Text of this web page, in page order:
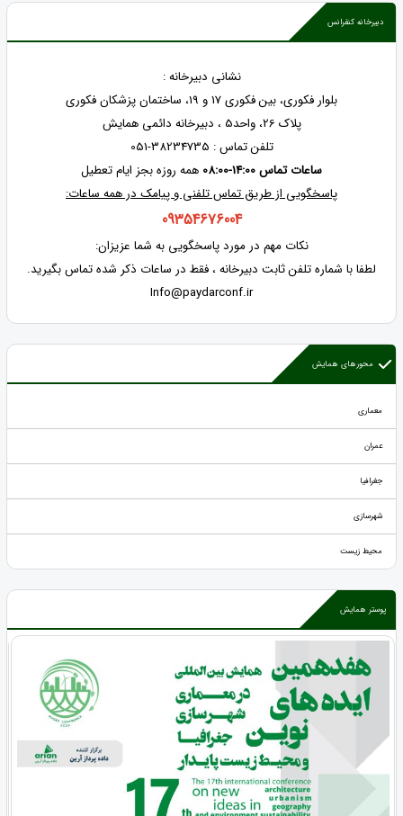
دبیرخانه کنفرانس
نشانی دبیرخانه :
بلوار فکوری، بین فکوری 17 و 19، ساختمان پزشکان فکوری
پلاک 26، واحد5 ، دبیرخانه دائمی همایش
تلفن تماس : 38234735-051
ساعات تماس 14:00-08:00
همه روزه بجز ایام تعطیل
پاسخگویی از طریق تماس تلفنی و پیامک در همه ساعات:
09354676004
نکات مهم در مورد پاسخگویی به شما عزیزان:
لطفا با شماره تلفن ثابت دبیرخانه ، فقط در ساعات ذکر شده تماس بگیرید.
Info@paydarconf.ir
محورهای همایش
معماری
عمران
جغرافیا
شهرسازی
محیط زیست
پوستر همایش